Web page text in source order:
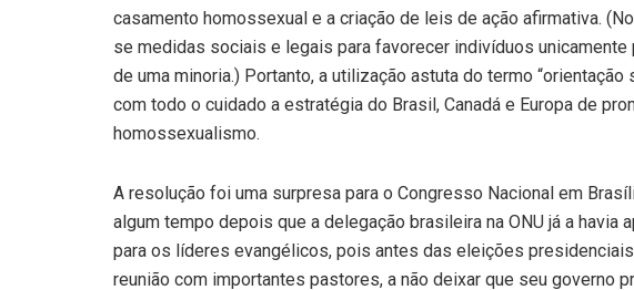
casamento homossexual e a criação de leis de ação afirmativa.
se medidas sociais e legais para favorecer indivíduos unicamente
de uma minoria.) Portanto, a utilização astuta do termo
com todo o cuidado a estratégia do Brasil, Canadá e Europa de
homossexualismo.
A resolução foi uma surpresa para o Congresso Nacional em
algum tempo depois que a delegação brasileira na ONU já a havia
para os líderes evangélicos, pois antes das eleições
reunião com importantes pastores, a não deixar que seu governo